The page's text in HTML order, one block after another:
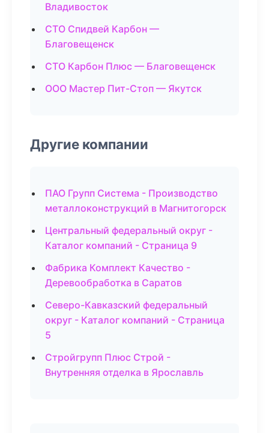
Владивосток
СТО Спидвей Карбон —
Благовещенск
СТО Карбон Плюс — Благовещенск
ООО Мастер Пит-Стоп — Якутск
Другие компании
ПАО Групп Система - Производство
металлоконструкций в Магнитогорск
Центральный федеральный округ -
Каталог компаний - Страница 9
Фабрика Комплект Качество -
Деревообработка в Саратов
Северо-Кавказский федеральный
округ - Каталог компаний - Страница
5
Стройгрупп Плюс Строй -
Внутренняя отделка в Ярославль